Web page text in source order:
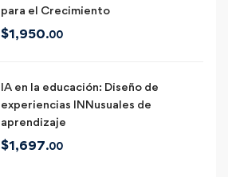
para el Crecimiento
$1,950.00
IA en la educación: Diseño de
experiencias INNusuales de
aprendizaje
$1,697.00